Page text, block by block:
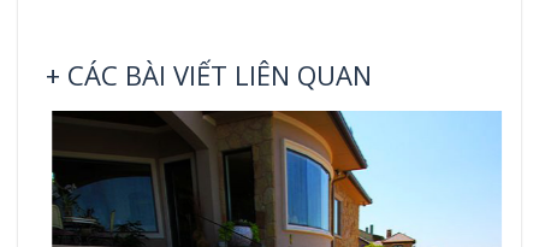
+ CÁC BÀI VIẾT LIÊN QUAN